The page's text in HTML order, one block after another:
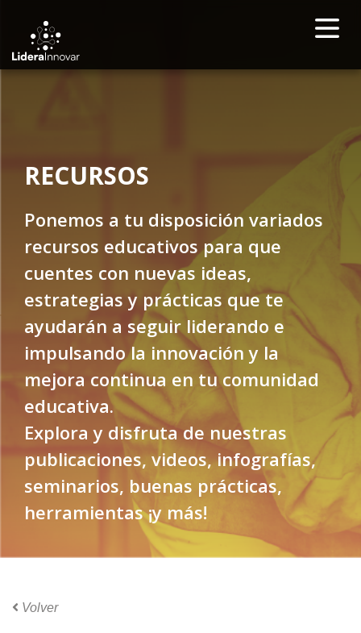
RECURSOS
Ponemos a tu disposición variados
recursos educativos para que
cuentes con nuevas ideas,
estrategias y prácticas que te
ayudarán a seguir liderando e
impulsando la innovación y la
mejora continua en tu comunidad
educativa.
Explora y disfruta de nuestras
publicaciones, videos, infografías,
seminarios, buenas prácticas,
herramientas ¡y más!
Volver